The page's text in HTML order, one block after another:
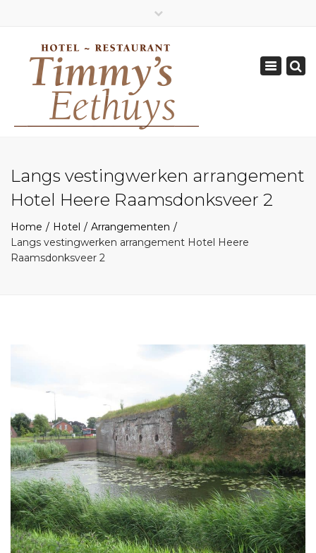
Geopend van Zaterdag: 17.00 - 22.00 uur
0162-512570
info@timmys.nl
Toggle
Langs vestingwerken arrangement
Hotel Heere Raamsdonksveer 2
Home Hotel
Arrangementen
Langs vestingwerken arrangement Hotel Heere
Raamsdonksveer 2